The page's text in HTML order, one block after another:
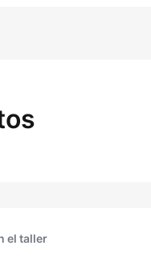
el taller